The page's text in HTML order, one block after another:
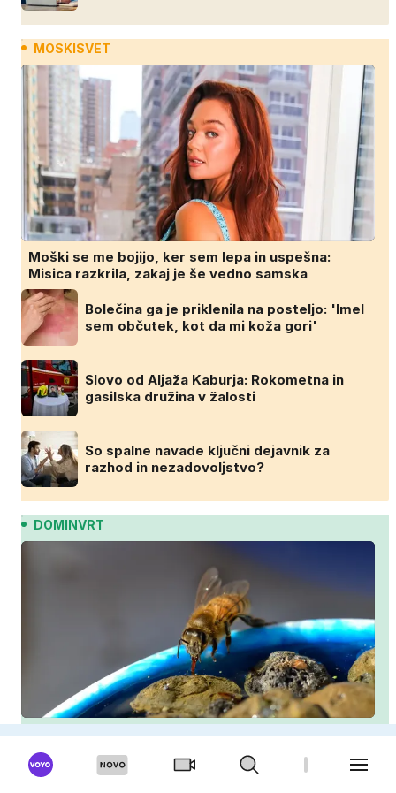
MOSKISVET
Moški se me bojijo, ker sem lepa in uspešna:
Misica razkrila, zakaj je še vedno samska
Bolečina ga je priklenila na posteljo: 'Imel
sem občutek, kot da mi koža gori'
Slovo od Aljaža Kaburja: Rokometna in
gasilska družina v žalosti
So spalne navade ključni dejavnik za
razhod in nezadovoljstvo?
DOMINVRT
Kako pomagati čebelam in drugim opraševalcem
med vročinskim valom?